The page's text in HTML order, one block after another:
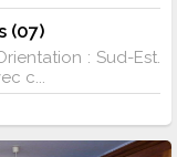
(07)
: Sud-Est.
c...